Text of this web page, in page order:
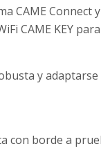
CAME
CAME KEY
y
con borde a